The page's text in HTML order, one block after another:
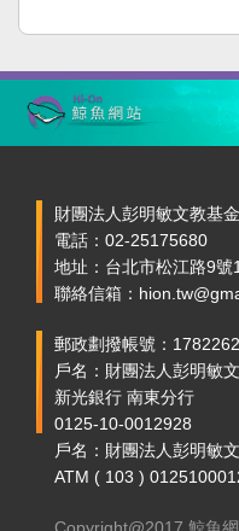
財團法人彭明敏文教基
電話：02-25175680
地址：台北市松江路9號
聯絡信箱：
郵政劃撥帳號：
戶名：財團法人彭明敏
新光銀行 南東分行
0125-10-0012928
戶名：財團法人彭明敏
ATM ( 103 )